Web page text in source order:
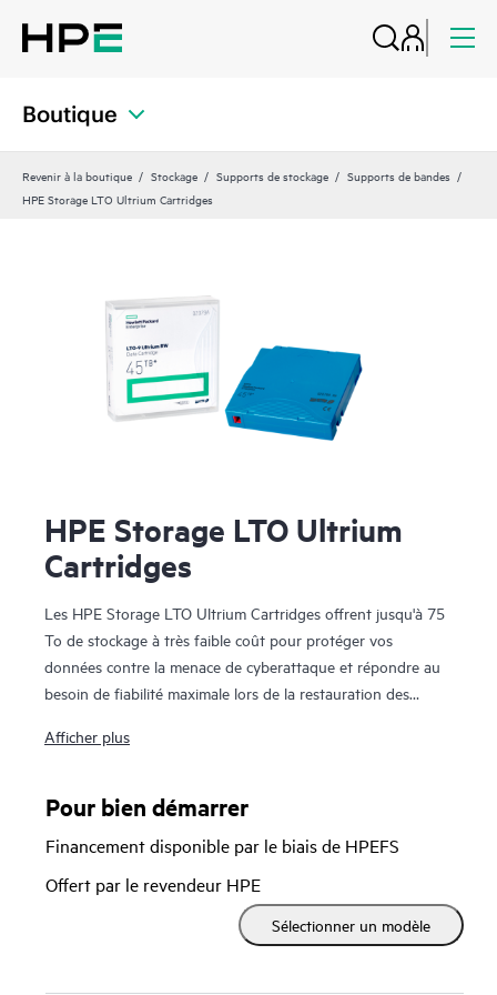
Boutique
Revenir à la boutique Stockage Supports de stockage
Supports de bandes
HPE Storage LTO Ultrium Cartridges
HPE Storage LTO Ultrium
Cartridges
Les HPE Storage LTO Ultrium Cartridges offrent jusqu'à 75
To de stockage à très faible coût pour protéger vos
données contre la menace de cyberattaque et répondre au
besoin de fiabilité maximale lors de la restauration des
aux recommandations des organismes en charge de
des copies de leurs données hors ligne. Développées à partir
vitesses de transfert natives de maximum 400 Mo/h pour
LTO-10, vous trouverez une plateforme adaptée à chaque
budget. Le chiffrement AES 256 sécurisé (parFIPS 197)
permet des niveaux de sécurité des données encore plus
Afficher plus
Pour bien démarrer
Financement disponible par le biais de HPEFS
Offert par le revendeur HPE
Sélectionner un modèle